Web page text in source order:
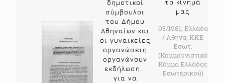
δημοτικοί
σύμβουλοι
του Δήμου
Αθηναίων και
οι γυναικείες
οργανώσεις
οργανώνουν
εκδήλωση...
για να
το κίνημά
μας
03/1981, Ελλάδα
/ Αθήνα, ΚΚΕ
Εσωτ.
(Κομμουνιστικό
Κόμμα Ελλάδας
Εσωτερικού)